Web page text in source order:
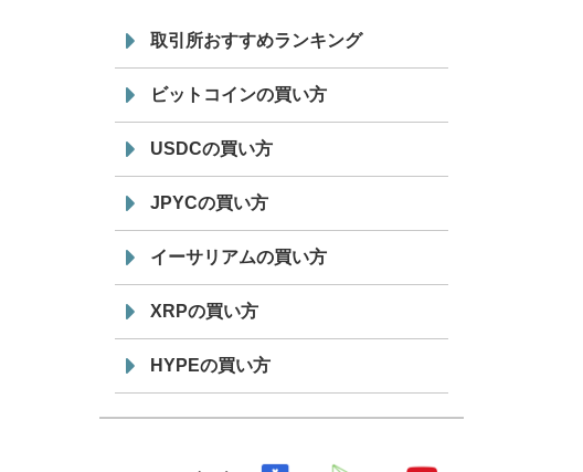
19:30
てステーブルコイン「JPYSC」徹底解
説セミナーを開催
取引所おすすめランキング
ビットコインの買い方
USDCの買い方
JPYCの買い方
イーサリアムの買い方
XRPの買い方
HYPEの買い方